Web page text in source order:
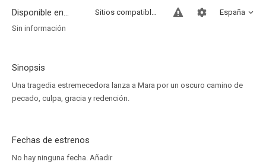
Disponible en... España
Sitios compatibles
Sin información
Sinopsis
Una tragedia estremecedora lanza a Mara por un oscuro camino de
pecado, culpa, gracia y redención.
Fechas de estrenos
No hay ninguna fecha. Añadir